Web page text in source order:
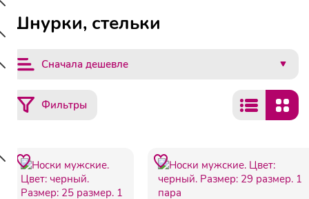
Шнурки, стельки
Сначала дешевле
Фильтры